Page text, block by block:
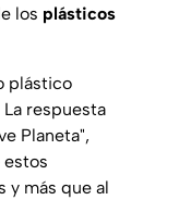
los plásticos
plástico
respuesta
Planeta",
y más que al